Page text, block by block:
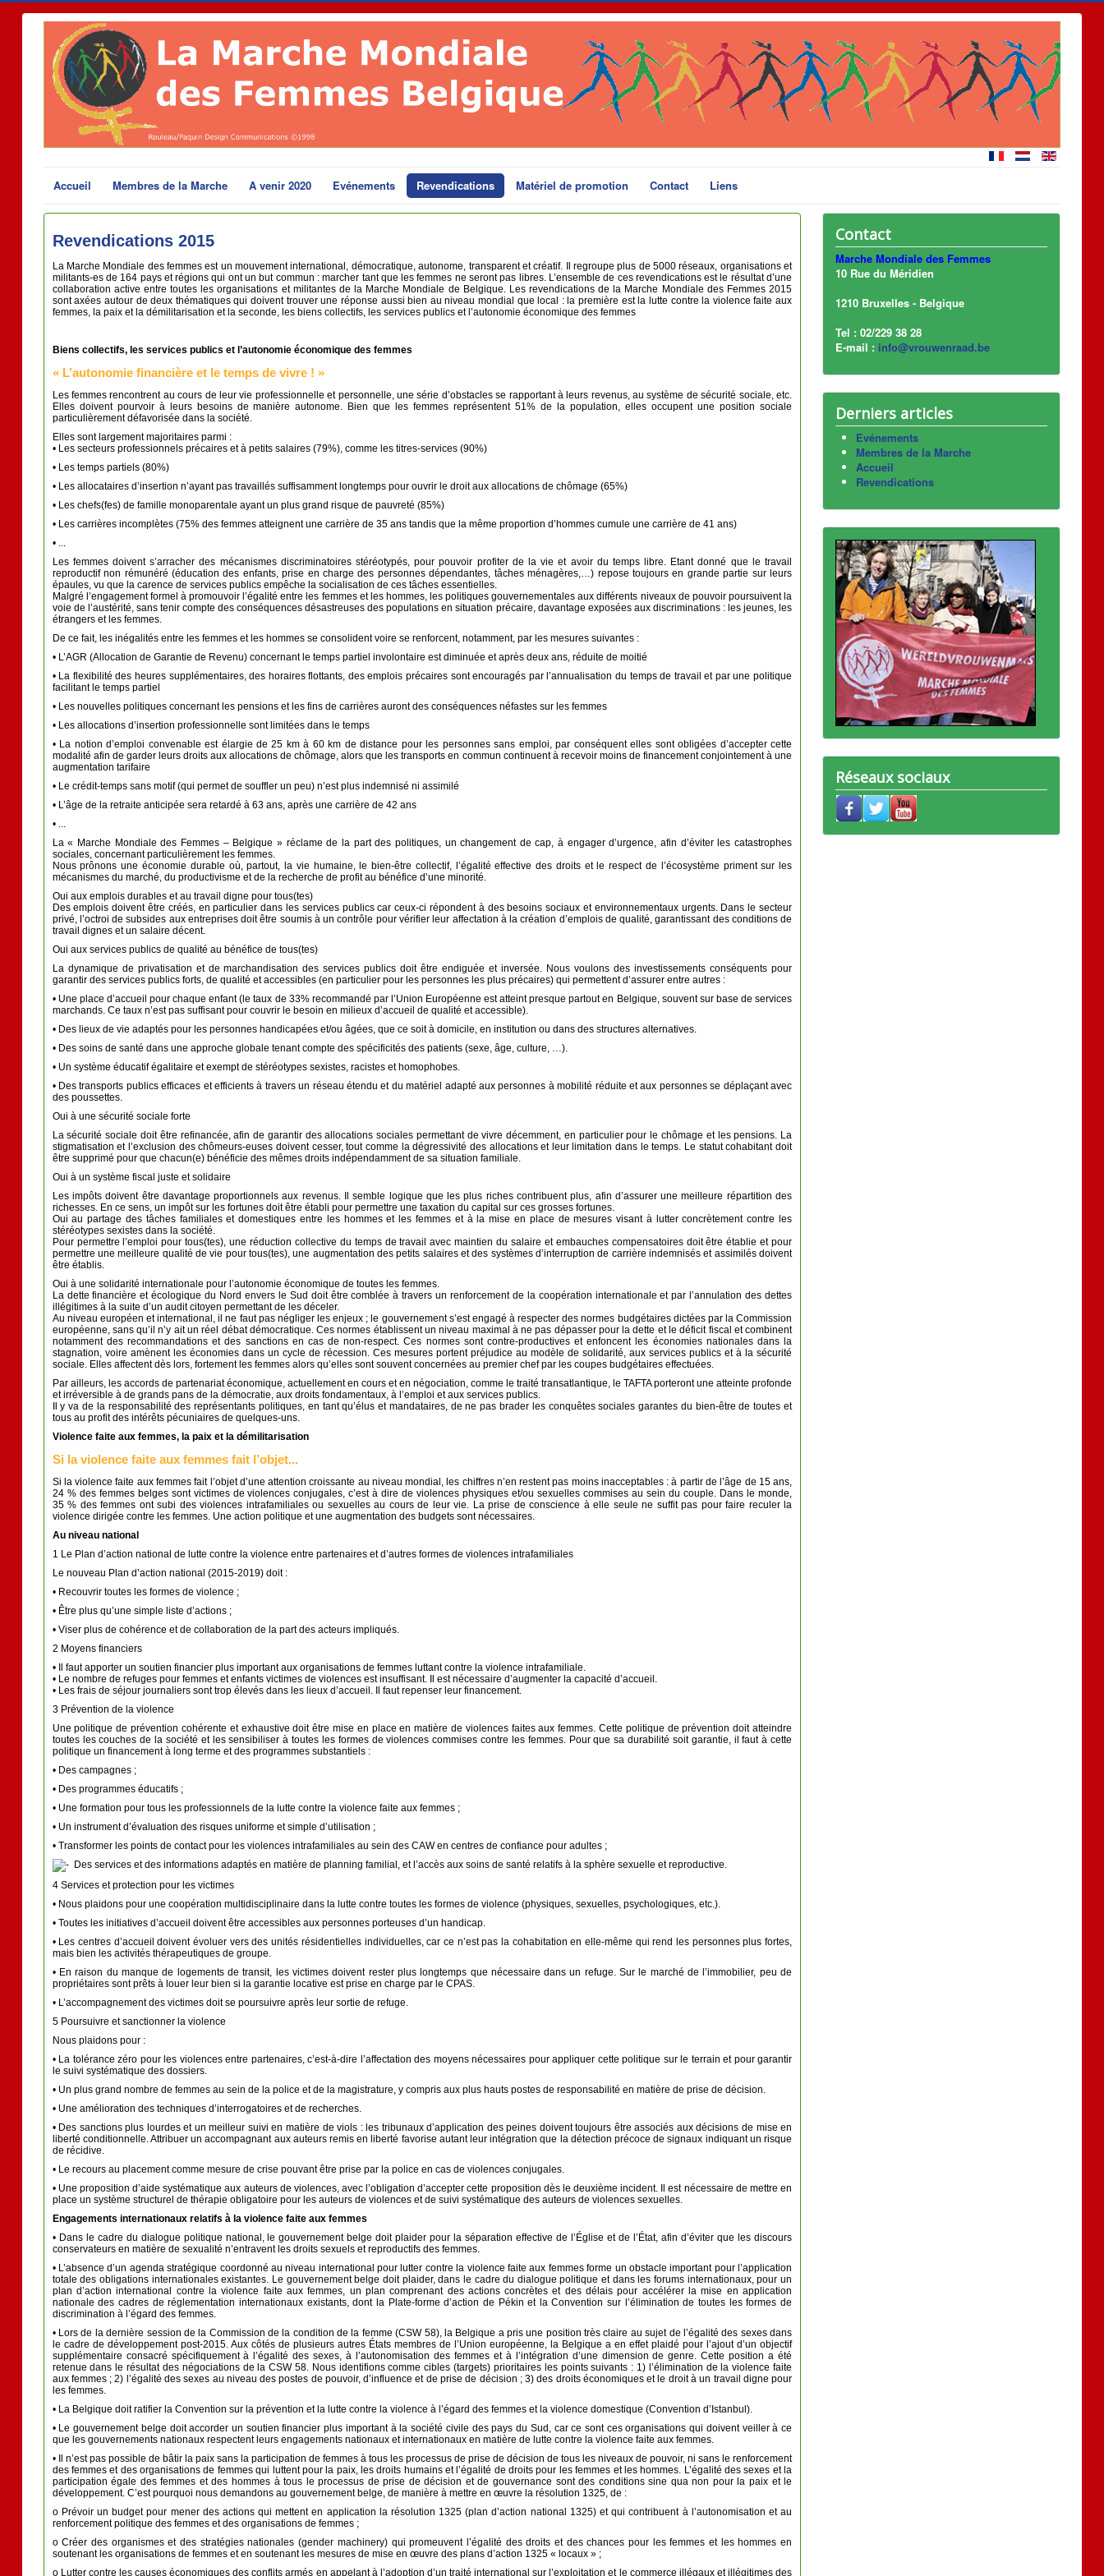
Accueil Membres de la Marche A venir 2020 Evénements Revendications Matériel de promotion Contact Liens
Revendications 2015
La Marche Mondiale des femmes est un mouvement international, démocratique, autonome, transparent et créatif. Il regroupe plus de 5000 réseaux, organisations et
militants-es de 164 pays et régions qui ont un but commun : marcher tant que les femmes ne seront pas libres. L’ensemble de ces revendications est le résultat d’une
collaboration active entre toutes les organisations et militantes de la Marche Mondiale de Belgique. Les revendications de la Marche Mondiale des Femmes 2015
sont axées autour de deux thématiques qui doivent trouver une réponse aussi bien au niveau mondial que local : la première est la lutte contre la violence faite aux
femmes, la paix et la démilitarisation et la seconde, les biens collectifs, les services publics et l’autonomie économique des femmes
Biens collectifs, les services publics et l’autonomie économique des femmes
« L’autonomie financière et le temps de vivre ! »
Les femmes rencontrent au cours de leur vie professionnelle et personnelle, une série d’obstacles se rapportant à leurs revenus, au système de sécurité sociale, etc.
Elles doivent pourvoir à leurs besoins de manière autonome. Bien que les femmes représentent 51% de la population, elles occupent une position sociale
particulièrement défavorisée dans la société.
Elles sont largement majoritaires parmi :
• Les secteurs professionnels précaires et à petits salaires (79%), comme les titres-services (90%)
• Les temps partiels (80%)
• Les allocataires d’insertion n’ayant pas travaillés suffisamment longtemps pour ouvrir le droit aux allocations de chômage (65%)
• Les chefs(fes) de famille monoparentale ayant un plus grand risque de pauvreté (85%)
• Les carrières incomplètes (75% des femmes atteignent une carrière de 35 ans tandis que la même proportion d’hommes cumule une carrière de 41 ans)
• ...
Les femmes doivent s’arracher des mécanismes discriminatoires stéréotypés, pour pouvoir profiter de la vie et avoir du temps libre. Etant donné que le travail
reproductif non rémunéré (éducation des enfants, prise en charge des personnes dépendantes, tâches ménagères,…) repose toujours en grande partie sur leurs
épaules, vu que la carence de services publics empêche la socialisation de ces tâches essentielles.
Malgré l’engagement formel à promouvoir l’égalité entre les femmes et les hommes, les politiques gouvernementales aux différents niveaux de pouvoir poursuivent la
voie de l’austérité, sans tenir compte des conséquences désastreuses des populations en situation précaire, davantage exposées aux discriminations : les jeunes, les
étrangers et les femmes.
De ce fait, les inégalités entre les femmes et les hommes se consolident voire se renforcent, notamment, par les mesures suivantes :
• L’AGR (Allocation de Garantie de Revenu) concernant le temps partiel involontaire est diminuée et après deux ans, réduite de moitié
• La flexibilité des heures supplémentaires, des horaires flottants, des emplois précaires sont encouragés par l’annualisation du temps de travail et par une politique
facilitant le temps partiel
• Les nouvelles politiques concernant les pensions et les fins de carrières auront des conséquences néfastes sur les femmes
• Les allocations d’insertion professionnelle sont limitées dans le temps
• La notion d’emploi convenable est élargie de 25 km à 60 km de distance pour les personnes sans emploi, par conséquent elles sont obligées d’accepter cette
modalité afin de garder leurs droits aux allocations de chômage, alors que les transports en commun continuent à recevoir moins de financement conjointement à une
augmentation tarifaire
• Le crédit-temps sans motif (qui permet de souffler un peu) n’est plus indemnisé ni assimilé
• L’âge de la retraite anticipée sera retardé à 63 ans, après une carrière de 42 ans
• ...
La « Marche Mondiale des Femmes – Belgique » réclame de la part des politiques, un changement de cap, à engager d’urgence, afin d’éviter les catastrophes
sociales, concernant particulièrement les femmes.
Nous prônons une économie durable où, partout, la vie humaine, le bien-être collectif, l’égalité effective des droits et le respect de l’écosystème priment sur les
mécanismes du marché, du productivisme et de la recherche de profit au bénéfice d’une minorité.
Oui aux emplois durables et au travail digne pour tous(tes)
Des emplois doivent être créés, en particulier dans les services publics car ceux-ci répondent à des besoins sociaux et environnementaux urgents. Dans le secteur
privé, l’octroi de subsides aux entreprises doit être soumis à un contrôle pour vérifier leur affectation à la création d’emplois de qualité, garantissant des conditions de
travail dignes et un salaire décent.
Oui aux services publics de qualité au bénéfice de tous(tes)
La dynamique de privatisation et de marchandisation des services publics doit être endiguée et inversée. Nous voulons des investissements conséquents pour
garantir des services publics forts, de qualité et accessibles (en particulier pour les personnes les plus précaires) qui permettent d’assurer entre autres :
• Une place d’accueil pour chaque enfant (le taux de 33% recommandé par l’Union Européenne est atteint presque partout en Belgique, souvent sur base de services
marchands. Ce taux n’est pas suffisant pour couvrir le besoin en milieux d’accueil de qualité et accessible).
• Des lieux de vie adaptés pour les personnes handicapées et/ou âgées, que ce soit à domicile, en institution ou dans des structures alternatives.
• Des soins de santé dans une approche globale tenant compte des spécificités des patients (sexe, âge, culture, …).
• Un système éducatif égalitaire et exempt de stéréotypes sexistes, racistes et homophobes.
• Des transports publics efficaces et efficients à travers un réseau étendu et du matériel adapté aux personnes à mobilité réduite et aux personnes se déplaçant avec
des poussettes.
Oui à une sécurité sociale forte
La sécurité sociale doit être refinancée, afin de garantir des allocations sociales permettant de vivre décemment, en particulier pour le chômage et les pensions. La
stigmatisation et l’exclusion des chômeurs-euses doivent cesser, tout comme la dégressivité des allocations et leur limitation dans le temps. Le statut cohabitant doit
être supprimé pour que chacun(e) bénéficie des mêmes droits indépendamment de sa situation familiale.
Oui à un système fiscal juste et solidaire
Les impôts doivent être davantage proportionnels aux revenus. Il semble logique que les plus riches contribuent plus, afin d’assurer une meilleure répartition des
richesses. En ce sens, un impôt sur les fortunes doit être établi pour permettre une taxation du capital sur ces grosses fortunes.
Oui au partage des tâches familiales et domestiques entre les hommes et les femmes et à la mise en place de mesures visant à lutter concrètement contre les
stéréotypes sexistes dans la société.
Pour permettre l’emploi pour tous(tes), une réduction collective du temps de travail avec maintien du salaire et embauches compensatoires doit être établie et pour
permettre une meilleure qualité de vie pour tous(tes), une augmentation des petits salaires et des systèmes d’interruption de carrière indemnisés et assimilés doivent
être établis.
Oui à une solidarité internationale pour l’autonomie économique de toutes les femmes.
La dette financière et écologique du Nord envers le Sud doit être comblée à travers un renforcement de la coopération internationale et par l’annulation des dettes
illégitimes à la suite d’un audit citoyen permettant de les déceler.
Au niveau européen et international, il ne faut pas négliger les enjeux ; le gouvernement s’est engagé à respecter des normes budgétaires dictées par la Commission
européenne, sans qu’il n’y ait un réel débat démocratique. Ces normes établissent un niveau maximal à ne pas dépasser pour la dette et le déficit fiscal et combinent
notamment des recommandations et des sanctions en cas de non-respect. Ces normes sont contre-productives et enfoncent les économies nationales dans la
stagnation, voire amènent les économies dans un cycle de récession. Ces mesures portent préjudice au modèle de solidarité, aux services publics et à la sécurité
sociale. Elles affectent dès lors, fortement les femmes alors qu’elles sont souvent concernées au premier chef par les coupes budgétaires effectuées.
Par ailleurs, les accords de partenariat économique, actuellement en cours et en négociation, comme le traité transatlantique, le TAFTA porteront une atteinte profonde
et irréversible à de grands pans de la démocratie, aux droits fondamentaux, à l’emploi et aux services publics.
Il y va de la responsabilité des représentants politiques, en tant qu’élus et mandataires, de ne pas brader les conquêtes sociales garantes du bien-être de toutes et
tous au profit des intérêts pécuniaires de quelques-uns.
Violence faite aux femmes, la paix et la démilitarisation
Si la violence faite aux femmes fait l’objet...
Si la violence faite aux femmes fait l’objet d’une attention croissante au niveau mondial, les chiffres n’en restent pas moins inacceptables : à partir de l’âge de 15 ans,
24 % des femmes belges sont victimes de violences conjugales, c’est à dire de violences physiques et/ou sexuelles commises au sein du couple. Dans le monde,
35 % des femmes ont subi des violences intrafamiliales ou sexuelles au cours de leur vie. La prise de conscience à elle seule ne suffit pas pour faire reculer la
violence dirigée contre les femmes. Une action politique et une augmentation des budgets sont nécessaires.
Au niveau national
1 Le Plan d’action national de lutte contre la violence entre partenaires et d’autres formes de violences intrafamiliales
Le nouveau Plan d’action national (2015-2019) doit :
• Recouvrir toutes les formes de violence ;
• Être plus qu’une simple liste d’actions ;
• Viser plus de cohérence et de collaboration de la part des acteurs impliqués.
2 Moyens financiers
• Il faut apporter un soutien financier plus important aux organisations de femmes luttant contre la violence intrafamiliale.
• Le nombre de refuges pour femmes et enfants victimes de violences est insuffisant. Il est nécessaire d’augmenter la capacité d’accueil.
• Les frais de séjour journaliers sont trop élevés dans les lieux d’accueil. Il faut repenser leur financement.
3 Prévention de la violence
Une politique de prévention cohérente et exhaustive doit être mise en place en matière de violences faites aux femmes. Cette politique de prévention doit atteindre
toutes les couches de la société et les sensibiliser à toutes les formes de violences commises contre les femmes. Pour que sa durabilité soit garantie, il faut à cette
politique un financement à long terme et des programmes substantiels :
• Des campagnes ;
• Des programmes éducatifs ;
• Une formation pour tous les professionnels de la lutte contre la violence faite aux femmes ;
• Un instrument d’évaluation des risques uniforme et simple d’utilisation ;
• Transformer les points de contact pour les violences intrafamiliales au sein des CAW en centres de confiance pour adultes ;
Des services et des informations adaptés en matière de planning familial, et l’accès aux soins de santé relatifs à la sphère sexuelle et reproductive.
4 Services et protection pour les victimes
• Nous plaidons pour une coopération multidisciplinaire dans la lutte contre toutes les formes de violence (physiques, sexuelles, psychologiques, etc.).
• Toutes les initiatives d’accueil doivent être accessibles aux personnes porteuses d’un handicap.
• Les centres d’accueil doivent évoluer vers des unités résidentielles individuelles, car ce n’est pas la cohabitation en elle-même qui rend les personnes plus fortes,
mais bien les activités thérapeutiques de groupe.
• En raison du manque de logements de transit, les victimes doivent rester plus longtemps que nécessaire dans un refuge. Sur le marché de l’immobilier, peu de
propriétaires sont prêts à louer leur bien si la garantie locative est prise en charge par le CPAS.
• L’accompagnement des victimes doit se poursuivre après leur sortie de refuge.
5 Poursuivre et sanctionner la violence
Nous plaidons pour :
• La tolérance zéro pour les violences entre partenaires, c’est-à-dire l’affectation des moyens nécessaires pour appliquer cette politique sur le terrain et pour garantir
le suivi systématique des dossiers.
• Un plus grand nombre de femmes au sein de la police et de la magistrature, y compris aux plus hauts postes de responsabilité en matière de prise de décision.
• Une amélioration des techniques d’interrogatoires et de recherches.
• Des sanctions plus lourdes et un meilleur suivi en matière de viols : les tribunaux d’application des peines doivent toujours être associés aux décisions de mise en
liberté conditionnelle. Attribuer un accompagnant aux auteurs remis en liberté favorise autant leur intégration que la détection précoce de signaux indiquant un risque
de récidive.
• Le recours au placement comme mesure de crise pouvant être prise par la police en cas de violences conjugales.
• Une proposition d’aide systématique aux auteurs de violences, avec l’obligation d’accepter cette proposition dès le deuxième incident. Il est nécessaire de mettre en
place un système structurel de thérapie obligatoire pour les auteurs de violences et de suivi systématique des auteurs de violences sexuelles.
Engagements internationaux relatifs à la violence faite aux femmes
• Dans le cadre du dialogue politique national, le gouvernement belge doit plaider pour la séparation effective de l’Église et de l’État, afin d’éviter que les discours
conservateurs en matière de sexualité n’entravent les droits sexuels et reproductifs des femmes.
• L’absence d’un agenda stratégique coordonné au niveau international pour lutter contre la violence faite aux femmes forme un obstacle important pour l’application
totale des obligations internationales existantes. Le gouvernement belge doit plaider, dans le cadre du dialogue politique et dans les forums internationaux, pour un
plan d’action international contre la violence faite aux femmes, un plan comprenant des actions concrètes et des délais pour accélérer la mise en application
nationale des cadres de réglementation internationaux existants, dont la Plate-forme d’action de Pékin et la Convention sur l’élimination de toutes les formes de
discrimination à l’égard des femmes.
• Lors de la dernière session de la Commission de la condition de la femme (CSW 58), la Belgique a pris une position très claire au sujet de l’égalité des sexes dans
le cadre de développement post-2015. Aux côtés de plusieurs autres États membres de l’Union européenne, la Belgique a en effet plaidé pour l’ajout d’un objectif
supplémentaire consacré spécifiquement à l’égalité des sexes, à l’autonomisation des femmes et à l’intégration d’une dimension de genre. Cette position a été
retenue dans le résultat des négociations de la CSW 58. Nous identifions comme cibles (targets) prioritaires les points suivants : 1) l’élimination de la violence faite
aux femmes ; 2) l’égalité des sexes au niveau des postes de pouvoir, d’influence et de prise de décision ; 3) des droits économiques et le droit à un travail digne pour
les femmes.
• La Belgique doit ratifier la Convention sur la prévention et la lutte contre la violence à l’égard des femmes et la violence domestique (Convention d’Istanbul).
• Le gouvernement belge doit accorder un soutien financier plus important à la société civile des pays du Sud, car ce sont ces organisations qui doivent veiller à ce
que les gouvernements nationaux respectent leurs engagements nationaux et internationaux en matière de lutte contre la violence faite aux femmes.
• Il n’est pas possible de bâtir la paix sans la participation de femmes à tous les processus de prise de décision de tous les niveaux de pouvoir, ni sans le renforcement
des femmes et des organisations de femmes qui luttent pour la paix, les droits humains et l’égalité de droits pour les femmes et les hommes. L’égalité des sexes et la
participation égale des femmes et des hommes à tous le processus de prise de décision et de gouvernance sont des conditions sine qua non pour la paix et le
développement. C’est pourquoi nous demandons au gouvernement belge, de manière à mettre en œuvre la résolution 1325, de :
o Prévoir un budget pour mener des actions qui mettent en application la résolution 1325 (plan d’action national 1325) et qui contribuent à l’autonomisation et au
renforcement politique des femmes et des organisations de femmes ;
o Créer des organismes et des stratégies nationales (gender machinery) qui promeuvent l’égalité des droits et des chances pour les femmes et les hommes en
soutenant les organisations de femmes et en soutenant les mesures de mise en œuvre des plans d’action 1325 « locaux » ;
o Lutter contre les causes économiques des conflits armés en appelant à l’adoption d’un traité international sur l’exploitation et le commerce illégaux et illégitimes des
Contact
Marche Mondiale des Femmes
10 Rue du Méridien
1210 Bruxelles - Belgique
Tel : 02/229 38 28
E-mail : info@vrouwenraad.be
Derniers articles
Evénements
Membres de la Marche
Accueil
Revendications
Réseaux sociaux